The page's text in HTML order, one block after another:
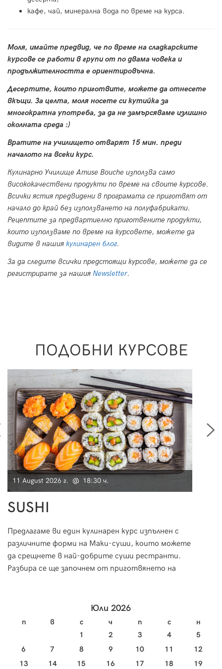
кафе, чай, минерална вода по време на курса.
Моля, имайте предвид, че по време на сладкарските
курсове се работи в групи от по двама човека и
продължителността е ориентировъчна.
Десертите, които приготвите, можете да отнесете
вкъщи. За целта, моля носете си кутийка за
многократна употреба, за да не замърсяваме излишно
околната среда :)
Вратите на училището отварят 15 мин. преди
началото на всеки курс.
Кулинарно Училище Amuse Bouche използва само
висококачествени продукти по време на своите курсове.
Всички ястия предвидени в програмата се приготвят от
начало до край без използването на полуфабрикати.
Рецептите за предвартиелно приготвените продукти,
които използваме по време на курсовете, можете да
видите в нашия кулинарен блог.
За да следите всички предстоящи курсове, можете да се
регистрирате за нашия Newsletter.
ПОДОБНИ КУРСОВЕ
11 August 2026 г. @ 18:30 ч.
SUSHI
Предлагаме ви един кулинарен курс изпълнен с
различните форми на Маки-суши, които можете
да срещнете в най-добрите суши рестранти.
Разбира се ще започнем от приготвянето на
Юли 2026
п в с ч п с
н
1
2 3 4
5
6
7 8 9 10 11
12
13
14 15 16 17 18
19